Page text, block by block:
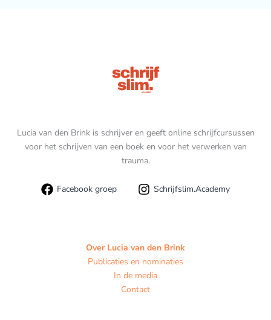
Lucia van den Brink is schrijver en geeft online schrijfcursussen
voor het schrijven van een boek en voor het verwerken van
trauma.
Facebook groep Schrijfslim.Academy
Over Lucia van den Brink
Publicaties en nominaties
In de media
Contact